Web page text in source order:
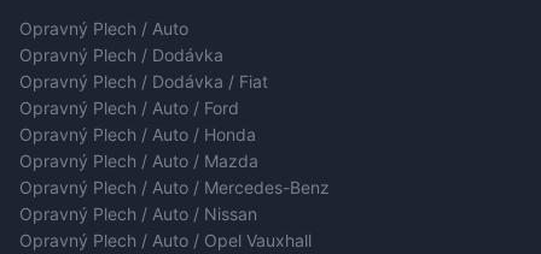
Opravný Plech / Auto
Opravný Plech / Dodávka
Opravný Plech / Dodávka / Fiat
Opravný Plech / Auto / Ford
Opravný Plech / Auto / Honda
Opravný Plech / Auto / Mazda
Opravný Plech / Auto / Mercedes-Benz
Opravný Plech / Auto / Nissan
Opravný Plech / Auto / Opel Vauxhall